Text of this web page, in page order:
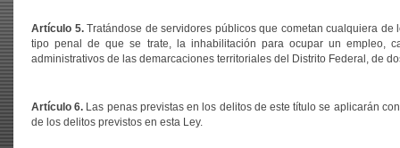
Artículo 5.Tratándose de servidores públicos que cometan cualquiera
tipo penal de que se trate, la inhabilitación para ocupar un empleo,
administrativos de las demarcaciones territoriales del Distrito Federal, de
Artículo 6. Las penas previstas en los delitos de este título se aplicarán
de los delitos previstos en esta Ley.